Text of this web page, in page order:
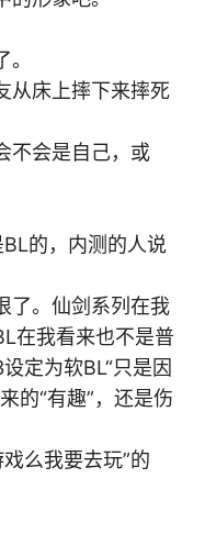
从床上摔下来摔死
不会是自己，或
的，内测的人说
了。仙剑系列在我
在我看来也不是普
定为软BL“只是因
的“有趣”，还是伤
么我要去玩”的